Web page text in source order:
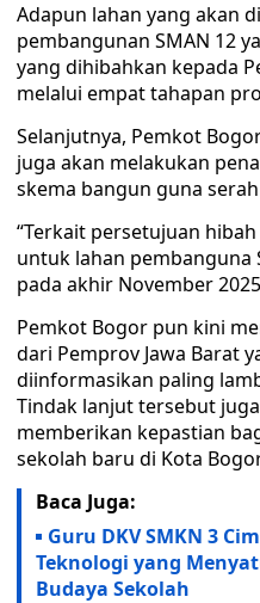
Adapun lahan yang akan
pembangunan SMAN 12
yang dihibahkan kepada
melalui empat tahapan
Selanjutnya, Pemkot
juga akan melakukan
skema bangun guna serah
“Terkait persetujuan
untuk lahan pembanguna
pada akhir November
Pemkot Bogor pun kini
dari Pemprov Jawa Barat
diinformasikan paling
Tindak lanjut tersebut
memberikan kepastian
sekolah baru di Kota
Baca Juga:
Guru DKV SMKN 3
Teknologi yang
Budaya Sekolah